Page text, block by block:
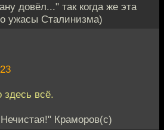
довёл..." так когда же эта
ужасы Сталинизма)
всё.
Краморов(с)